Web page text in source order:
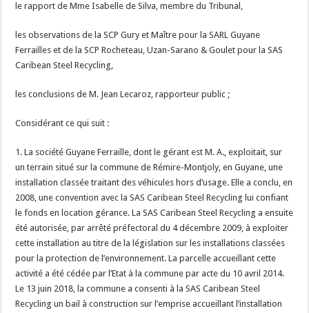
le rapport de Mme Isabelle de Silva, membre du Tribunal,
les observations de la SCP Gury et Maître pour la SARL Guyane
Ferrailles et de la SCP Rocheteau, Uzan-Sarano & Goulet pour la SAS
Caribean Steel Recycling,
les conclusions de M. Jean Lecaroz, rapporteur public ;
Considérant ce qui suit :
1. La société Guyane Ferraille, dont le gérant est M. A., exploitait, sur
un terrain situé sur la commune de Rémire-Montjoly, en Guyane, une
installation classée traitant des véhicules hors d’usage. Elle a conclu, en
2008, une convention avec la SAS Caribean Steel Recycling lui confiant
le fonds en location gérance. La SAS Caribean Steel Recycling a ensuite
été autorisée, par arrêté préfectoral du 4 décembre 2009, à exploiter
cette installation au titre de la législation sur les installations classées
pour la protection de l’environnement. La parcelle accueillant cette
activité a été cédée par l’Etat à la commune par acte du 10 avril 2014.
Le 13 juin 2018, la commune a consenti à la SAS Caribean Steel
Recycling un bail à construction sur l’emprise accueillant l’installation